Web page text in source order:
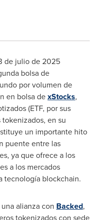
de julio de 2025
bolsa de
por volumen de
en bolsa dexStocks,
(ETF, por sus
en su
un importante hito
puente entre las
ya que ofrece a los
a los mercados
tecnología blockchain.
alianza con Backed,